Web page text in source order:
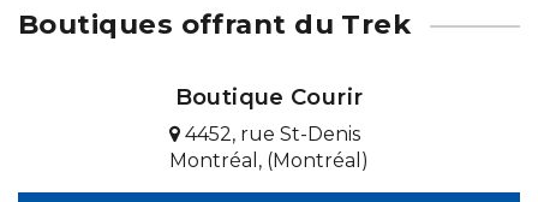
Boutiques offrant du Trek
Boutique Courir
4452, rue St-Denis
Montréal, (Montréal)